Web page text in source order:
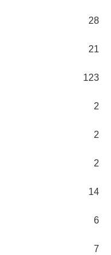
28
21
123
2
2
2
14
6
7